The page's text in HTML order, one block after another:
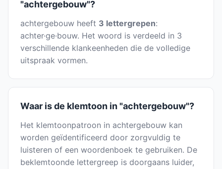
"achtergebouw"?
achtergebouw heeft 3 lettergrepen:
achter·ge·bouw. Het woord is verdeeld in 3
verschillende klankeenheden die de volledige
uitspraak vormen.
Waar is de klemtoon in "achtergebouw"?
Het klemtoonpatroon in achtergebouw kan
worden geïdentificeerd door zorgvuldig te
luisteren of een woordenboek te gebruiken. De
beklemtoonde lettergreep is doorgaans luider,